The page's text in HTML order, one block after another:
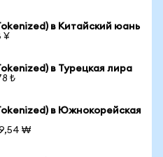
в Китайский юань
¥
в Турецкая лира
₺
в Южнокорейская
₩